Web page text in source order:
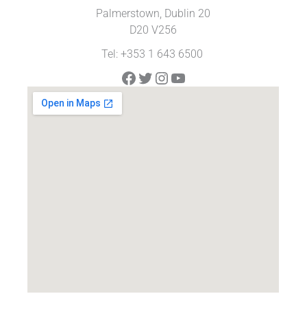
Palmerstown, Dublin 20
D20 V256
Tel: +353 1 643 6500
Facebook
Twitter
Instagram
YouTube